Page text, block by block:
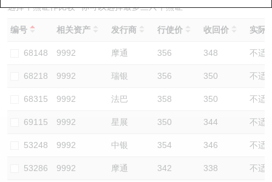
选择牛熊证作比较 *你可以选择最多三只牛熊证
编号 相关资产 发行商 行使价 收回价 实际
68148 9992 摩通 356 348 不适
68218 9992 瑞银 356 350 不适
68315 9992 法巴 358 350 不适
69115 9992 星展 350 344 不适
53248 9992 中银 354 346 不适
53286 9992 摩通 342 338 不适
认股证分析仪
认股证速算机
认股证/牛熊证日志
认股证文件及公告
新发行瑞银牛熊证
已收回牛熊证剩余价值
牛熊证到期结算价查找
牛熊证分析仪
街货统计
三十大平均引伸波幅
科指成份股
相关资产沽空
中资ETFs溢价比较
AH 股价对照
牛熊证投资者教育
认股证牛熊证常问问题